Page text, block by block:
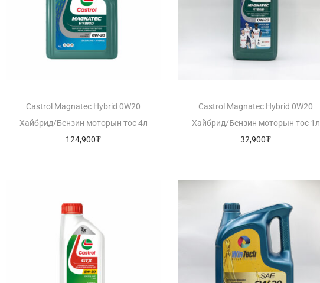
Castrol Magnatec Hybrid 0W20
Хайбрид/Бензин моторын тос 4л
124,900₮
Castrol Magnatec Hybrid 0W20
Хайбрид/Бензин моторын тос 1л
32,900₮